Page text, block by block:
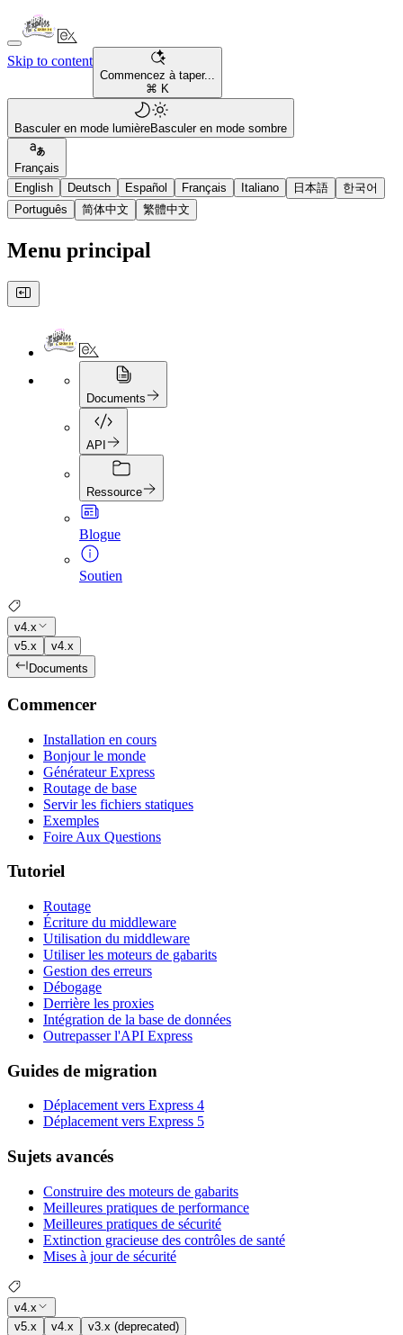
Skip to content
Commencez à taper...
⌘ K
Basculer en mode lumièreBasculer en mode sombre
Français
English
Deutsch Español Français Italiano 日本語
한국어
Português
简体中文 繁體中文
Menu principal
Documents
API
Ressource
Blogue
Soutien
v4.x
v5.x
v4.x
Documents
Commencer
Installation en cours
Bonjour le monde
Générateur Express
Routage de base
Servir les fichiers statiques
Exemples
Foire Aux Questions
Tutoriel
Routage
Écriture du middleware
Utilisation du middleware
Utiliser les moteurs de gabarits
Gestion des erreurs
Débogage
Derrière les proxies
Intégration de la base de données
Outrepasser l'API Express
Guides de migration
Déplacement vers Express 4
Déplacement vers Express 5
Sujets avancés
Construire des moteurs de gabarits
Meilleures pratiques de performance
Meilleures pratiques de sécurité
Extinction gracieuse des contrôles de santé
Mises à jour de sécurité
v4.x
v5.x
v4.x
v3.x (deprecated)